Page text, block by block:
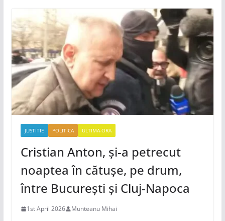
JUSTITIE POLITICA ULTIMA-ORA
Cristian Anton, și-a petrecut
noaptea în cătușe, pe drum,
între București și Cluj-Napoca
1st April 2026 Munteanu Mihai